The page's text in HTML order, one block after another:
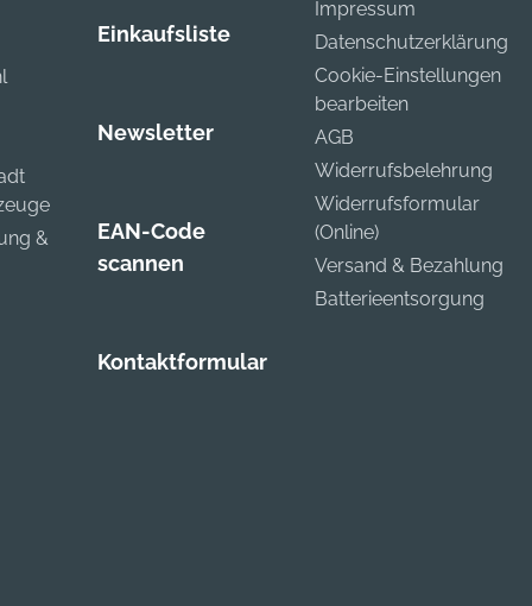
&
Einkaufsliste
Newsletter
EAN-Code
scannen
Kontaktformular
Impressum
Datenschutzerklärung
Cookie-Einstellungen
bearbeiten
AGB
Widerrufsbelehrung
Widerrufsformular
(Online)
Versand & Bezahlung
Batterieentsorgung